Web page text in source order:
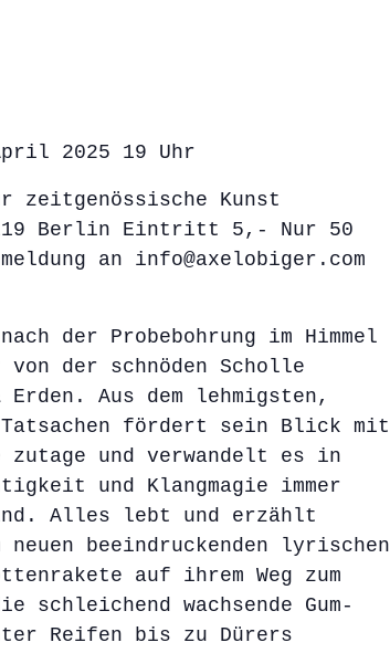
2025 19 Uhr
zeitgenössische Kunst
Berlin Eintritt 5,- Nur 50
an info@axelobiger.com
der Probebohrung im Himmel
der schnöden Scholle
Aus dem lehmigsten,
fördert sein Blick mit
und verwandelt es in
und Klangmagie immer
Alles lebt und erzählt
neuen beeindruckenden lyrischen
auf ihrem Weg zum
schleichend wachsende Gum-
Reifen bis zu Dürers